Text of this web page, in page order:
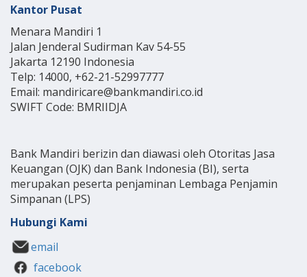
Kantor Pusat
Menara Mandiri 1
Jalan Jenderal Sudirman Kav 54-55
Jakarta 12190 Indonesia
Telp: 14000, +62-21-52997777
Email: mandiricare@bankmandiri.co.id
SWIFT Code: BMRIIDJA
Bank Mandiri berizin dan diawasi oleh Otoritas Jasa
Keuangan (OJK) dan Bank Indonesia (BI), serta
merupakan peserta penjaminan Lembaga Penjamin
Simpanan (LPS)
Hubungi Kami
email
facebook